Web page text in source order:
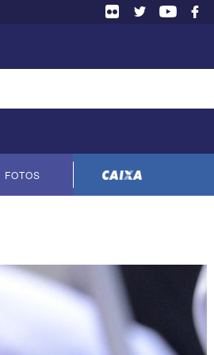
FOTOS Cópia do contrato CNTS-